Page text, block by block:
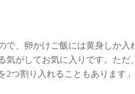
で、卵かけご飯には黄身しか
気がしてお気に入りです。ただ
つ割り入れることもあります」